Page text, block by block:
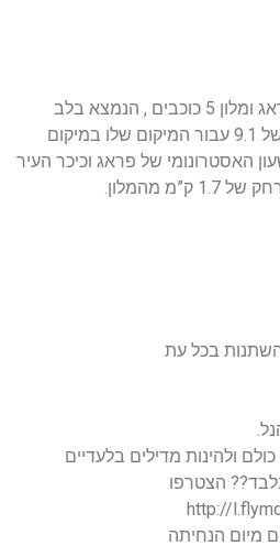
הדיל כולל טיסות ישירות לפראג ומלון 5 כוכבים , הנמצא בלב
פראג, מחזיק בדירוג מעולה של 9.1 עבור המיקום שלו במיקום
בפראג השעון האסטרונומי של פראג וכיכר העיר
מהמלון.
ולהינות מדילים בלעדיים
הצטרפו
http://